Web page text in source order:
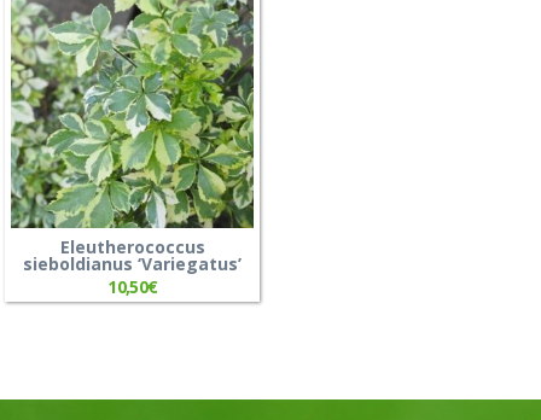
Eleutherococcus
sieboldianus ‘Variegatus’
10,50€